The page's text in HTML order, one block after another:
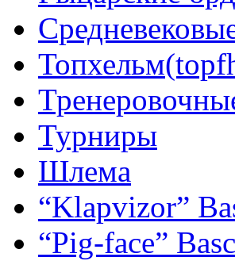
Турниры
Шлема
“Klapvizor”
“Pig-face”